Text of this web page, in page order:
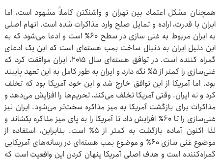
همچنان مشکل اعتماد بین تهران و واشنگتن کاملاً مشهود است، اما
ایران با قدرت، اراده و تمایل صلح وارد مذاکرات شده است. اتهام اصلی
به ایران مربوط به غنی سازی در سطح ۶۰٪ است و ادعا می‌شود که به
این دلیل ایران به دنبال ساخت بمب هسته‌ای است که این یک ادعای
گمراه کننده است. در توافق هسته‌ای سال ۲۰۱۵، ایران موافقت کرد که
غنی‌سازی را کمتر از ۵٪ نگه دارد و ایران به طور کامل به این تعهد پایبند
بود. اما آمریکا از این توافق خارج شد و این خود آمریکا بود که تخلف
کرد و نه ایران. وقتی آمریکا تخلف می‌کند، تحریم‌ها را افزایش می‌دهد و
مذاکرات برای بازگشت آمریکا به میز مذاکره سخت‌تر می‌شود. ایران نیز
غنی‌سازی را تا ۶۰٪ افزایش داد تا آمریکا را به پای میز مذاکره بکشاند و
لذا اکنون آماده بازگشت به کمتر از ۵٪ است. بنابراین، استفاده از
موضوع غنی سازی ۶۰٪ و موضوع بمب هسته‌ای در رسانه‌های آمریکایی
گمراه‌کننده است و هدف اصلی آمریکا پنهان کردن این واقعیت است که